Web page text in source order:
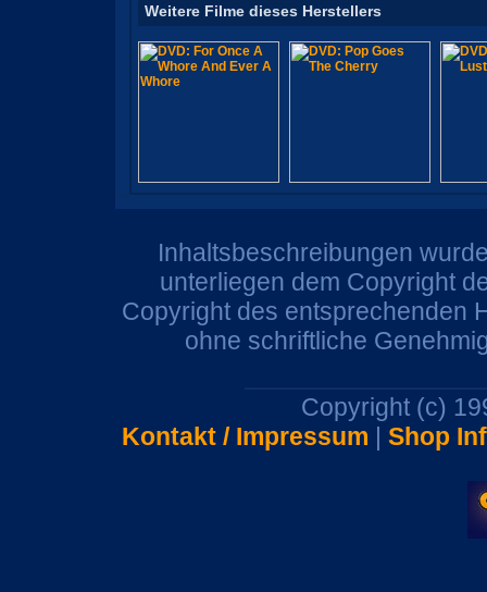
Weitere Filme dieses Herstellers
Inhaltsbeschreibungen
unterliegen dem Copyright
Copyright des entsprechenden
ohne schriftliche
Copyright (c)
Kontakt / Impressum | Shop